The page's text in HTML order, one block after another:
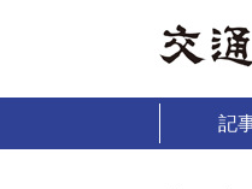
記